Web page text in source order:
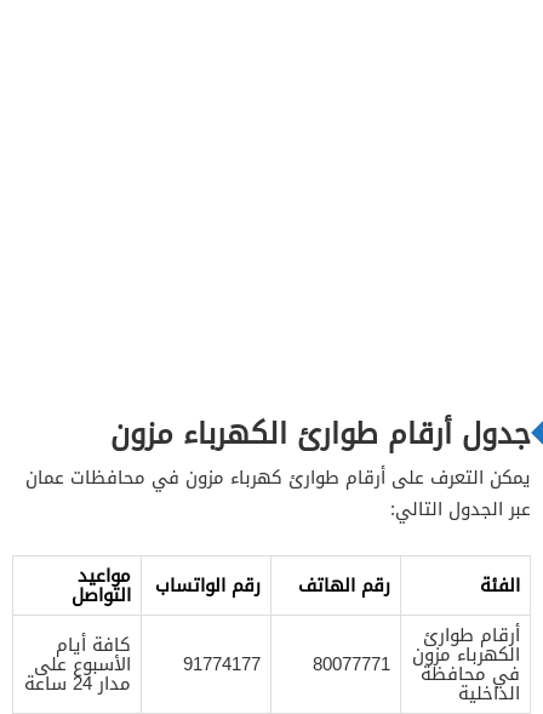
جدول أرقام طوارئ الكهرباء مزون
يمكن التعرف على أرقام طوارئ كهرباء مزون في محافظات عمان
عبر الجدول التالي:
الفئة رقم الهاتف رقم الواتساب مواعيد
التواصل
أرقام طوارئ
الكهرباء مزون
في محافظة
الداخلية
80077771
91774177
كافة أيام
الأسبوع على
مدار 24 ساعة